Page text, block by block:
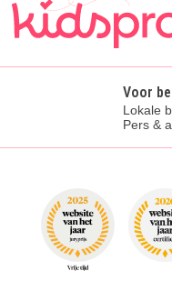
Voor
Lokale
Pers &